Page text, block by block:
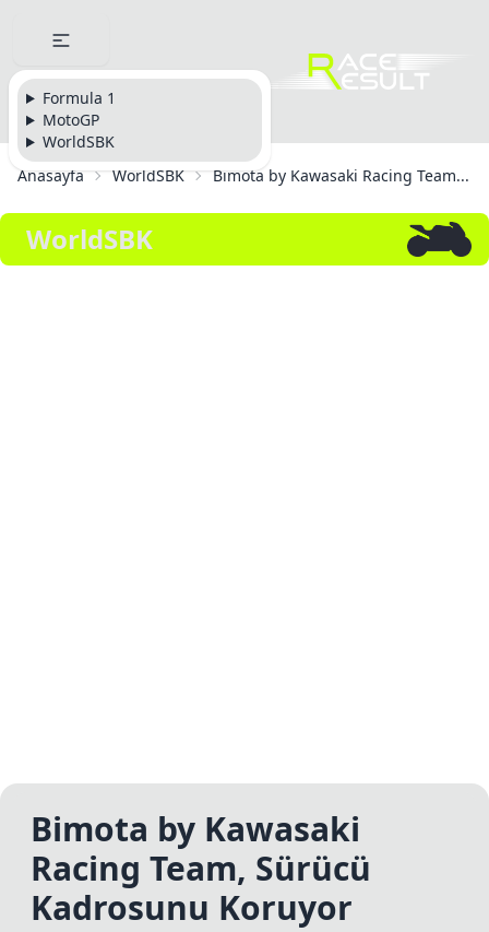
Formula 1
MotoGP
WorldSBK
Anasayfa
WorldSBK Bimota by Kawasaki Racing Team...
WorldSBK
Bimota by Kawasaki
Racing Team, Sürücü
Kadrosunu Koruyor